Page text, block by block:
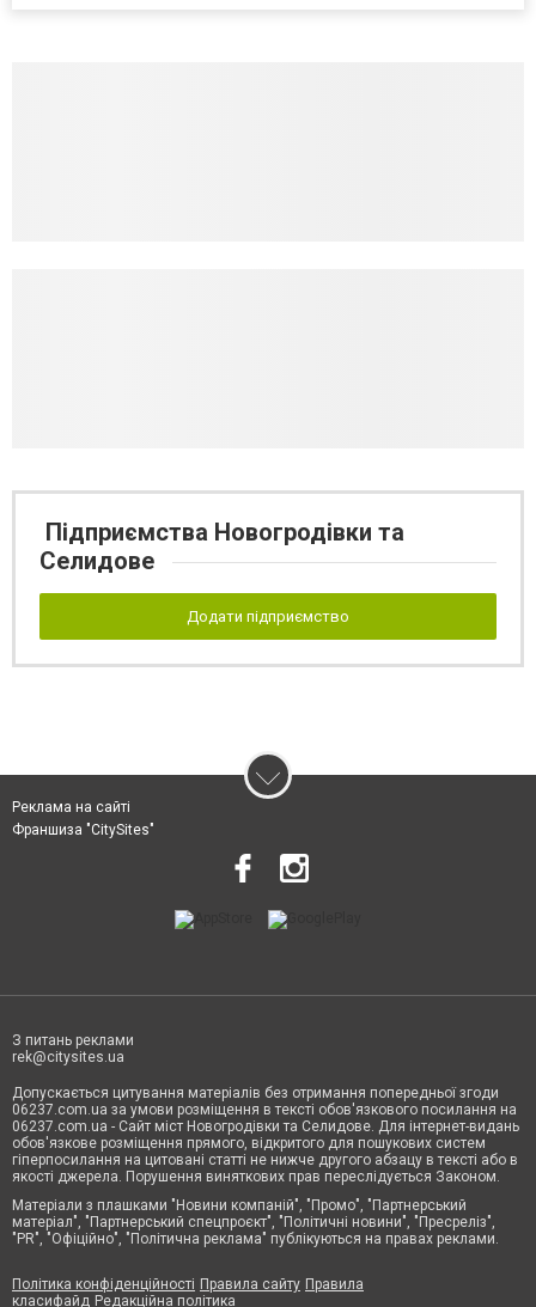
Підприємства Новогродівки та
Селидове
Додати підприємство
Реклама на сайті
Франшиза "CitySites"
З питань реклами
rek@citysites.ua
Допускається цитування матеріалів без отримання попередньої згоди
06237.com.ua за умови розміщення в тексті обов'язкового посилання на
06237.com.ua - Сайт міст Новогродівки та Селидове. Для інтернет-видань
обов'язкове розміщення прямого, відкритого для пошукових систем
гіперпосилання на цитовані статті не нижче другого абзацу в тексті або в
якості джерела. Порушення виняткових прав переслідується Законом.
Матеріали з плашками "Новини компаній", "Промо", "Партнерський
матеріал", "Партнерський спецпроєкт", "Політичні новини", "Пресреліз",
"PR", "Офіційно", "Політична реклама" публікуються на правах реклами.
Політика конфіденційності Правила сайту Правила
класифайд Редакційна політика